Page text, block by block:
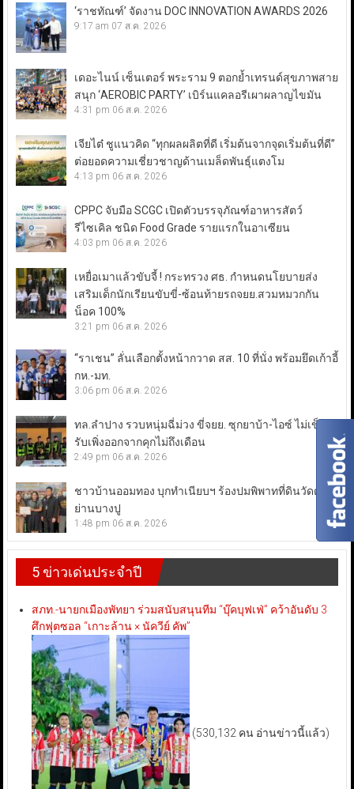
‘ราชทัณฑ์’ จัดงาน DOC INNOVATION AWARDS 2026
9:17 am 07 ส.ค. 2026
เดอะไนน์ เซ็นเตอร์ พระราม 9 ตอกย้ำเทรนด์สุขภาพสาย
สนุก ‘AEROBIC PARTY’ เบิร์นแคลอรีเผาผลาญไขมัน
4:31 pm 06 ส.ค. 2026
เจียไต๋ ชูแนวคิด “ทุกผลผลิตที่ดี เริ่มต้นจากจุดเริ่มต้นที่ดี”
ต่อยอดความเชี่ยวชาญด้านเมล็ดพันธุ์แตงโม
4:13 pm 06 ส.ค. 2026
CPPC จับมือ SCGC เปิดตัวบรรจุภัณฑ์อาหารสัตว์
รีไซเคิล ชนิด Food Grade รายแรกในอาเซียน
4:03 pm 06 ส.ค. 2026
เหยื่อเมาแล้วขับจี้ ! กระทรวง ศธ. กำหนดนโยบายส่ง
เสริมเด็กนักเรียนขับขี่-ซ้อนท้ายรถจยย.สวมหมวกกัน
น็อค 100%
3:21 pm 06 ส.ค. 2026
“ราเชน” ลั่นเลือกตั้งหน้ากวาด สส. 10 ที่นั่ง พร้อมยึดเก้าอี้
กห.-มท.
3:06 pm 06 ส.ค. 2026
ทล.ลำปาง รวบหนุ่มฉี่ม่วง ขี่จยย. ซุกยาบ้า-ไอซ์ ไม่เข็ด!
รับเพิ่งออกจากคุกไม่ถึงเดือน
2:49 pm 06 ส.ค. 2026
ชาวบ้านออมทอง บุกทำเนียบฯ ร้องปมพิพาทที่ดินวัดดัง
ย่านบางปู
1:48 pm 06 ส.ค. 2026
5 ข่าวเด่นประจำปี
สภท.-นายกเมืองพัทยา ร่วมสนับสนุนทีม “บุ๊คบุฟเฟ่” คว้าอันดับ 3
ศึกฟุตซอล “เกาะล้าน × นัควีย์ คัพ”
(530,132 คน อ่านข่าวนี้แล้ว)